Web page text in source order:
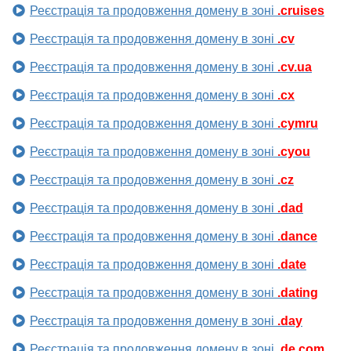
Реєстрація та продовження домену в зоні .cruises
Реєстрація та продовження домену в зоні .cv
Реєстрація та продовження домену в зоні .cv.ua
Реєстрація та продовження домену в зоні .cx
Реєстрація та продовження домену в зоні .cymru
Реєстрація та продовження домену в зоні .cyou
Реєстрація та продовження домену в зоні .cz
Реєстрація та продовження домену в зоні .dad
Реєстрація та продовження домену в зоні .dance
Реєстрація та продовження домену в зоні .date
Реєстрація та продовження домену в зоні .dating
Реєстрація та продовження домену в зоні .day